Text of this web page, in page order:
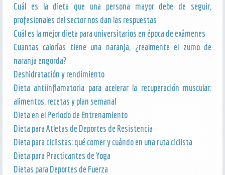
Cuál es la dieta que una persona mayor debe de seguir,
profesionales del sector nos dan las respuestas
Cuál es la mejor dieta para universitarios en época de exámenes
Cuantas calorías tiene una naranja, ¿realmente el zumo de
naranja engorda?
Deshidratación y rendimiento
Dieta antiinflamatoria para acelerar la recuperación muscular:
alimentos, recetas y plan semanal
Dieta en el Periodo de Entrenamiento
Dieta para Atletas de Deportes de Resistencia
Dieta para ciclistas: qué comer y cuándo en una ruta ciclista
Dieta para Practicantes de Yoga
Dietas para Deportes de Fuerza